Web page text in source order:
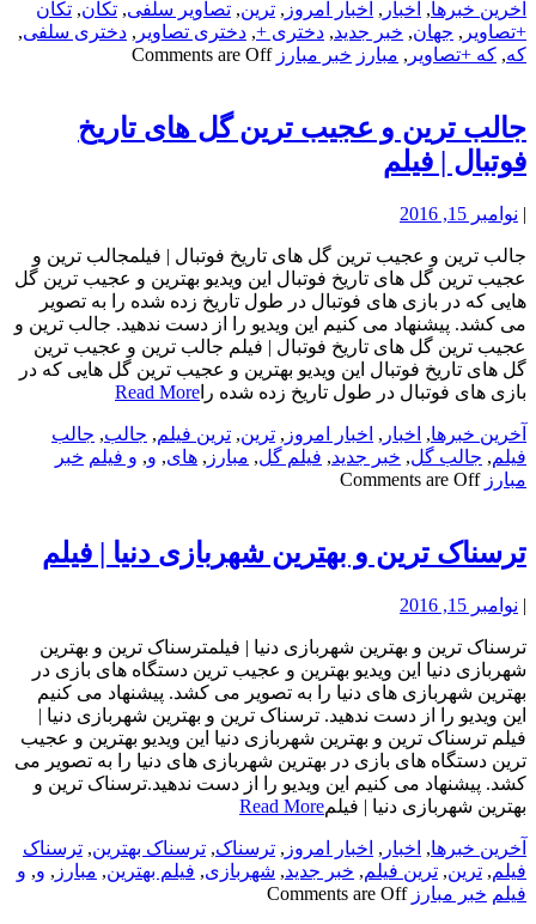
آخرین خبرها, اخبار , اخبار امروز , ترین, تصاویر سلفی, تکان, تکان
+تصاویر , جهان, خبر جدید, دختری +, دختری تصاویر , دختری سلفی,
که, که +تصاویر , مبارز خبر مبارز Comments are Off
جالب ترین و عجیب ترین گل های تاریخ
فوتبال | فیلم
| نوامبر 15, 2016
جالب ترین و عجیب ترین گل های تاریخ فوتبال | فیلمجالب ترین و
عجیب ترین گل های تاریخ فوتبال این ویدیو بهترین و عجیب ترین گل
هایی که در بازی های فوتبال در طول تاریخ زده شده را به تصویر
می کشد. پیشنهاد می کنیم این ویدیو را از دست ندهید. جالب ترین و
عجیب ترین گل های تاریخ فوتبال | فیلم جالب ترین و عجیب ترین
گل های تاریخ فوتبال این ویدیو بهترین و عجیب ترین گل هایی که در
بازی های فوتبال در طول تاریخ زده شده را Read More
آخرین خبرها, اخبار , اخبار امروز , ترین, ترین فیلم, جالب, جالب
فیلم, جالب گل, خبر جدید, فیلم گل, مبارز , های, و, و فیلم خبر
مبارز Comments are Off
ترسناک ترین و بهترین شهربازی دنیا | فیلم
| نوامبر 15, 2016
ترسناک ترین و بهترین شهربازی دنیا | فیلمترسناک ترین و بهترین
شهربازی دنیا این ویدیو بهترین و عجیب ترین دستگاه های بازی در
بهترین شهربازی های دنیا را به تصویر می کشد. پیشنهاد می کنیم
این ویدیو را از دست ندهید. ترسناک ترین و بهترین شهربازی دنیا |
فیلم ترسناک ترین و بهترین شهربازی دنیا این ویدیو بهترین و عجیب
ترین دستگاه های بازی در بهترین شهربازی های دنیا را به تصویر می
کشد. پیشنهاد می کنیم این ویدیو را از دست ندهید.ترسناک ترین و
بهترین شهربازی دنیا | فیلمRead More
آخرین خبرها, اخبار , اخبار امروز , ترسناک, ترسناک بهترین, ترسناک
فیلم, ترین, ترین فیلم, خبر جدید, شهربازی, فیلم بهترین, مبارز , و, و
فیلم خبر مبارز Comments are Off